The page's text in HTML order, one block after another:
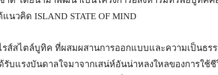
แนวคิด ISLAND STATE OF MIND
รส์สไตล์บูทิค ที่ผสมผสานการออกแบบและความเป็นธร
รับแรงบันดาลใจมาจากเสน่ห์อันน่าหลงใหลของการใช้